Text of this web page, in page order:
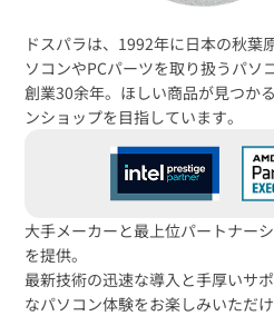
新品のパーツ・周辺機器
月額会員ならPC＋主要
購入時のPC下取り
Steamにチャージ可
ドスパラは、1992年に日本の秋葉
ソコンやPCパーツを取り扱うパソ
創業30余年。ほしい商品が見つか
ンショップを目指しています。
大手メーカーと最上位パートナー
を提供。
最新技術の迅速な導入と手厚いサ
なパソコン体験をお楽しみいただけ